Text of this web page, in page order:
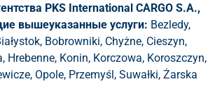
PKS International CARGO S.A.,
вышеуказанные услуги: Bezledy,
, Bobrowniki, Chyżne, Cieszyn,
, Hrebenne, Konin, Korczowa, Koroszczyn,
, Opole, Przemyśl, Suwałki, Żarska